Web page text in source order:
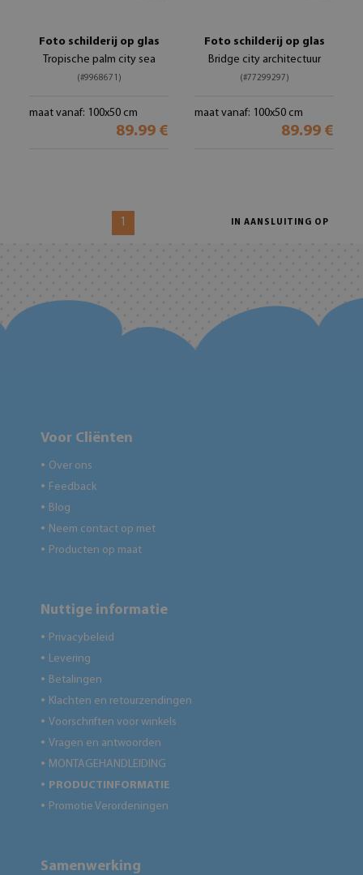
Foto schilderij op glas
Tropische palm city sea
(#9968671)
maat vanaf: 100x50 cm
89.99 €
Foto schilderij op glas
Bridge city architectuur
(#77299297)
maat vanaf: 100x50 cm
89.99 €
1 IN AANSLUITING OP
Voor Cliënten
● Over ons
● Feedback
● Blog
● Neem contact op met
● Producten op maat
Nuttige informatie
● Privacybeleid
● Levering
● Betalingen
● Klachten en retourzendingen
● Voorschriften voor winkels
● Vragen en antwoorden
● MONTAGEHANDLEIDING
● PRODUCTINFORMATIE
● Promotie Verordeningen
Samenwerking